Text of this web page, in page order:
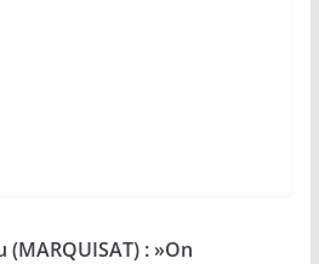
(MARQUISAT) : »On